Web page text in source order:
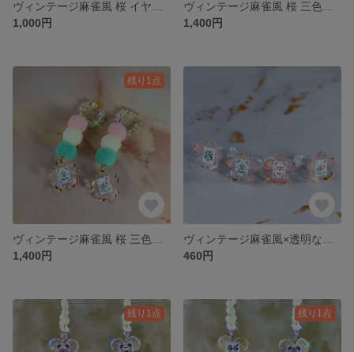
1,000円
1,400円
残り1点
1,400円
460円
残り1点 残り1点